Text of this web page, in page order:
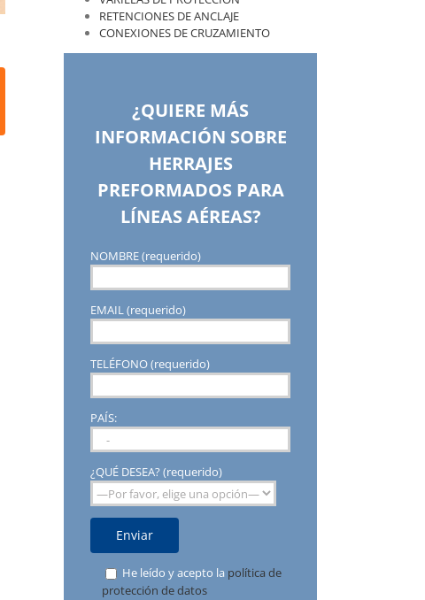
RETENCIONES DE ANCLAJE
CONEXIONES DE CRUZAMIENTO
¿QUIERE MÁS
INFORMACIÓN SOBRE
HERRAJES
PREFORMADOS PARA
LÍNEAS AÉREAS?
NOMBRE (requerido)
EMAIL (requerido)
TELÉFONO (requerido)
PAÍS:
¿QUÉ DESEA? (requerido)
He leído y acepto la política de
protección de datos